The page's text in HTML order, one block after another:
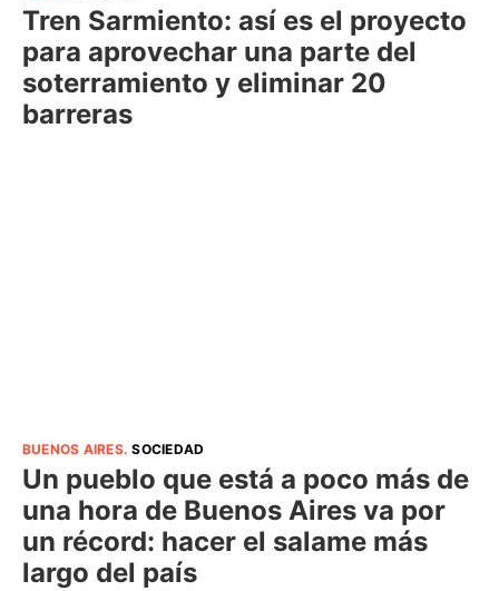
Tren Sarmiento: así es el proyecto
para aprovechar una parte del
soterramiento y eliminar 20
barreras
BUENOS AIRES.SOCIEDAD
Un pueblo que está a poco más de
una hora de Buenos Aires va por
un récord: hacer el salame más
largo del país